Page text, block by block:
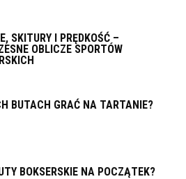
SKITURY I PRĘDKOŚĆ –
OBLICZE SPORTÓW
BUTACH GRAĆ NA TARTANIE?
BOKSERSKIE NA POCZĄTEK?